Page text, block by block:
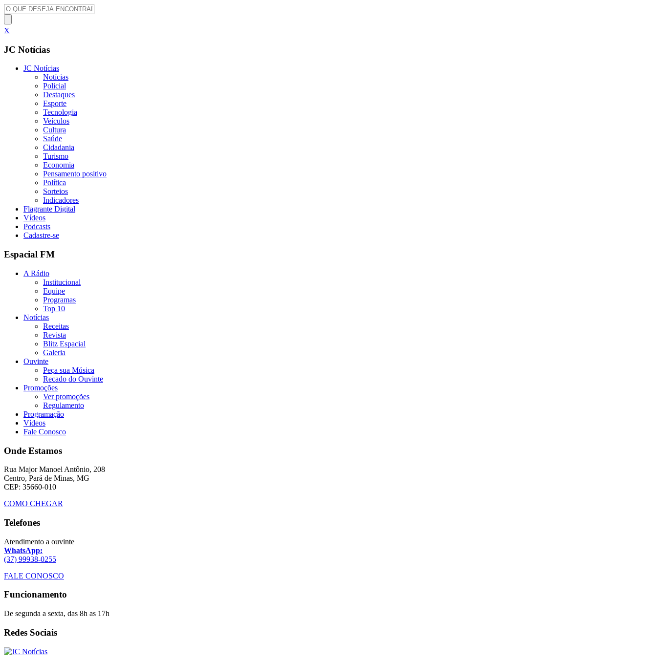
X
JC Notícias
JC Notícias
Notícias
Policial
Destaques
Esporte
Tecnologia
Veículos
Cultura
Saúde
Cidadania
Turismo
Economia
Pensamento positivo
Política
Sorteios
Indicadores
Flagrante Digital
Vídeos
Podcasts
Cadastre-se
Espacial FM
A Rádio
Institucional
Equipe
Programas
Top 10
Notícias
Receitas
Revista
Blitz Espacial
Galeria
Ouvinte
Peça sua Música
Recado do Ouvinte
Promoções
Ver promoções
Regulamento
Programação
Vídeos
Fale Conosco
Onde Estamos
Rua Major Manoel Antônio, 208
Centro, Pará de Minas, MG
CEP: 35660-010
COMO CHEGAR
Telefones
Atendimento a ouvinte
WhatsApp:
(37) 99938-0255
FALE CONOSCO
Funcionamento
De segunda a sexta, das 8h as 17h
Redes Sociais